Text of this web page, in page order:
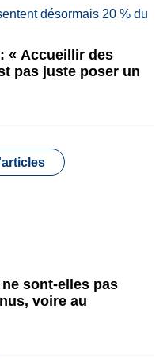
« Accueillir des
pas juste poser un
sont-elles pas
voire au